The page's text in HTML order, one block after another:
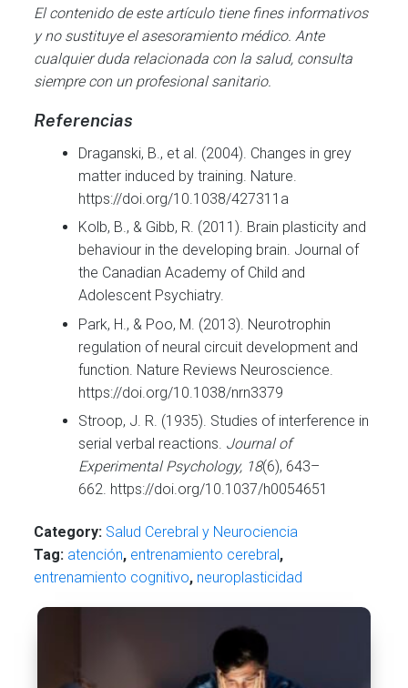
El contenido de este artículo tiene fines informativos
y no sustituye el asesoramiento médico. Ante
cualquier duda relacionada con la salud, consulta
siempre con un profesional sanitario.
Referencias
Draganski, B., et al. (2004). Changes in grey
matter induced by training. Nature.
https://doi.org/10.1038/427311a
Kolb, B., & Gibb, R. (2011). Brain plasticity and
behaviour in the developing brain. Journal of
the Canadian Academy of Child and
Adolescent Psychiatry.
Park, H., & Poo, M. (2013). Neurotrophin
regulation of neural circuit development and
function. Nature Reviews Neuroscience.
https://doi.org/10.1038/nrn3379
Stroop, J. R. (1935). Studies of interference in
serial verbal reactions. Journal of
Experimental Psychology, 18(6), 643–
662. https://doi.org/10.1037/h0054651
Category: Salud Cerebral y Neurociencia
Tag: atención, entrenamiento cerebral ,
entrenamiento cognitivo, neuroplasticidad